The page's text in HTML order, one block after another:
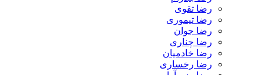
رضا تقوی
رضا تیموری
رضا جوان
رضا چناری
رضا خادمیان
رضا رخساری